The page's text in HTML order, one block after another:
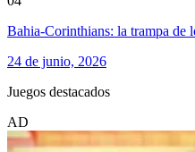
Bahia-Corinthians: la trampa de
24 de junio, 2026
Juegos destacados
AD